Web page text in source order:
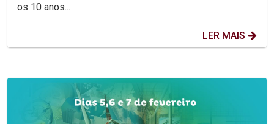
os 10 anos...
LER MAIS